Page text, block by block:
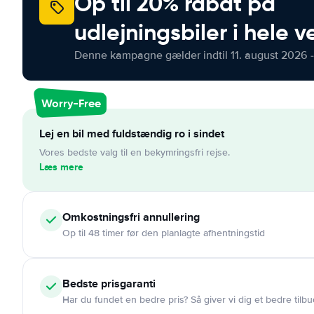
udlejningsbiler i hele
Denne kampagne gælder indtil 11. august 2026
Worry-Free
Lej en bil med fuldstændig ro i sindet
Vores bedste valg til en bekymringsfri rejse.
Læs mere
Omkostningsfri annullering
Op til 48 timer før den planlagte afhentningstid
Bedste prisgaranti
Har du fundet en bedre pris? Så giver vi dig et bedre